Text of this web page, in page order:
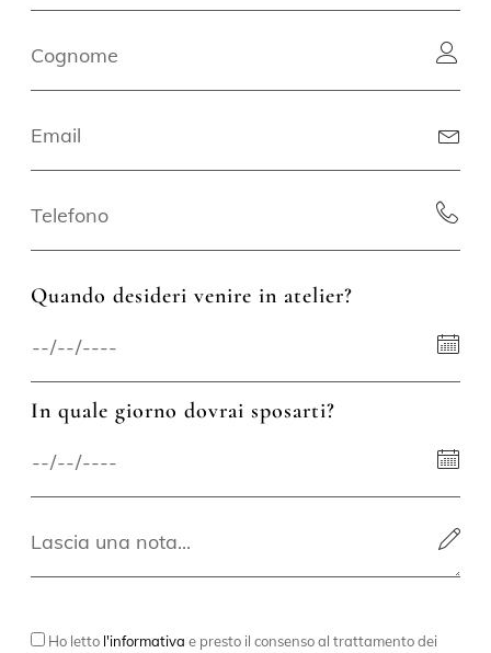
Quando desideri venire in atelier?
In quale giorno dovrai sposarti?
Ho letto l'informativa e presto il consenso al trattamento dei